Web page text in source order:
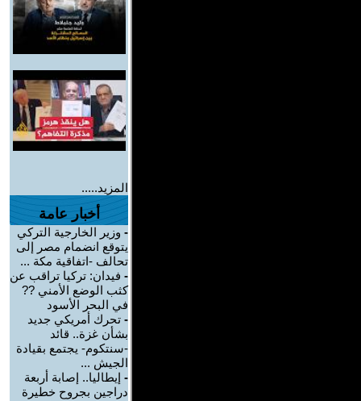
المزيد.....
أخبار عامة
- وزير الخارجية التركي
يتوقع انضمام مصر إلى
تحالف -اتفاقية مكة ...
- فيدان: تركيا تراقب عن
كثب الوضع الأمني ??
في البحر الأسود
- تحرك أمريكي جديد
بشأن غزة.. قائد
-سنتكوم- يجتمع بقيادة
الجيش ...
- إيطاليا.. إصابة أربعة
دراجين بجروح خطيرة